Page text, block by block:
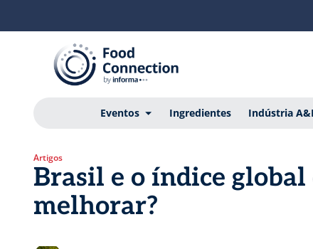
Eventos Ingredientes Indústria
Artigos
Brasil e o índice global
melhorar?